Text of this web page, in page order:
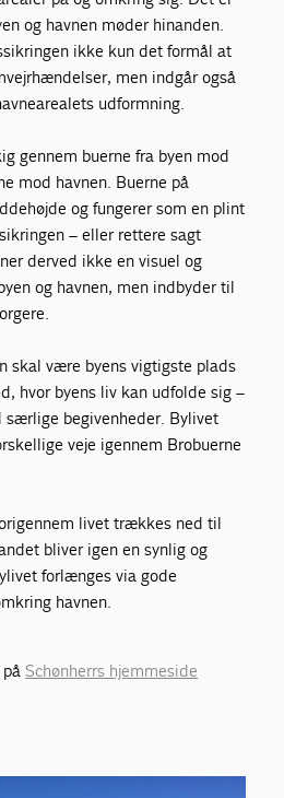
og havnen møder hinanden.
ikke kun det formål at
men indgår også
udformning.
gennem buerne fra byen mod
mod havnen. Buerne på
og fungerer som en plint
– eller rettere sagt
derved ikke en visuel og
og havnen, men indbyder til
skal være byens vigtigste plads
hvor byens liv kan udfolde sig –
særlige begivenheder. Bylivet
veje igennem Brobuerne
livet trækkes ned til
bliver igen en synlig og
forlænges via gode
havnen.
påSchønherrs hjemmeside